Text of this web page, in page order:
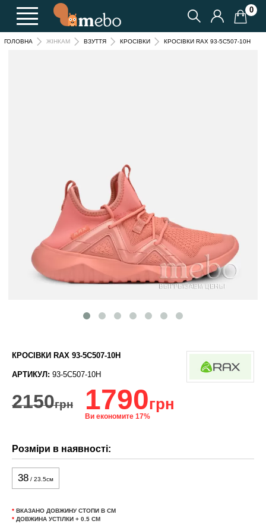
0
ГОЛОВНА ЖІНКАМ ВЗУТТЯ КРОСІВКИ КРОСІВКИ RAX 93-5C507-10H
КРОСІВКИ RAX 93-5C507-10H
АРТИКУЛ: 93-5C507-10H
2150грн 1790грн
Ви економите 17%
Розміри в наявності:
38 / 23.5см
* ВКАЗАНО ДОВЖИНУ СТОПИ В СМ
* ДОВЖИНА УСТІЛКИ + 0.5 СМ